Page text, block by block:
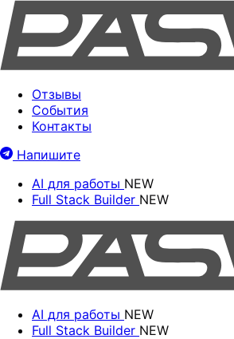
Отзывы
События
Контакты
Напишите
AI для работы NEW
Full Stack Builder NEW
AI для работы NEW
Full Stack Builder NEW